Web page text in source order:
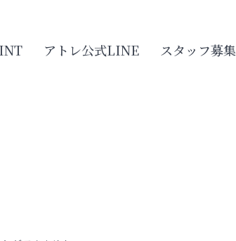
アトレ公式LINE スタッフ募集